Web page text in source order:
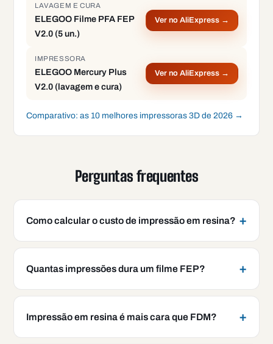
LAVAGEM E CURA
ELEGOO Filme PFA FEP
V2.0 (5 un.)
Ver no AliExpress →
IMPRESSORA
ELEGOO Mercury Plus
V2.0 (lavagem e cura)
Ver no AliExpress →
Comparativo: as 10 melhores impressoras 3D de 2026 →
Perguntas frequentes
Como calcular o custo de impressão em resina?
Quantas impressões dura um filme FEP?
Impressão em resina é mais cara que FDM?